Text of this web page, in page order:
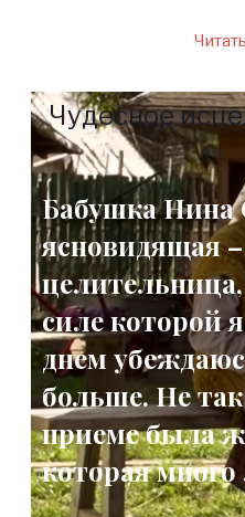
Чудесное
Бабушка Нина
ясновидящая –
силе которой
днем
больше. Не
приеме была
которая много